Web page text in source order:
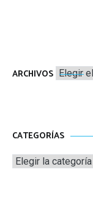
ARCHIVOS Archivos
CATEGORÍAS
Categorías